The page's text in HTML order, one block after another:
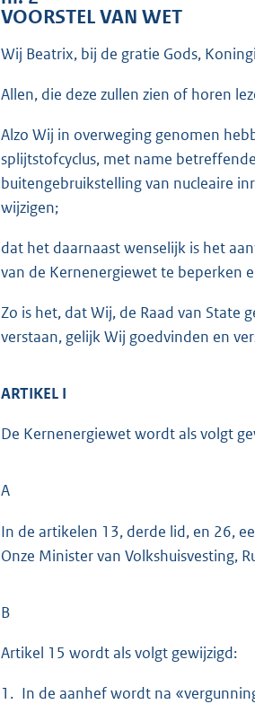
VOORSTEL VAN WET
Wij Beatrix, bij de gratie Gods,
Allen, die deze zullen zien of horen
Alzo Wij in overweging genomen
splijtstofcyclus, met name
buitengebruikstelling van nucleaire
wijzigen;
dat het daarnaast wenselijk is het
van de Kernenergiewet te beperken
Zo is het, dat Wij, de Raad van State
verstaan, gelijk Wij goedvinden en
ARTIKEL I
De Kernenergiewet wordt als volgt
A
In de artikelen 13, derde lid, en 26,
Onze Minister van Volkshuisvesting,
B
Artikel 15 wordt als volgt gewijzigd:
1. In de aanhef wordt na